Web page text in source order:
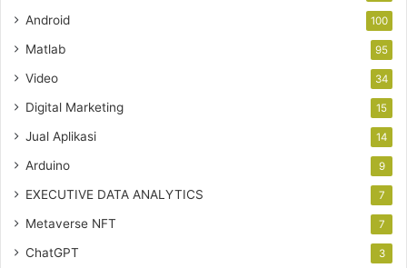
Android 100
Matlab 95
Video 34
Digital Marketing 15
Jual Aplikasi 14
Arduino 9
EXECUTIVE DATA ANALYTICS 7
Metaverse NFT 7
ChatGPT 3